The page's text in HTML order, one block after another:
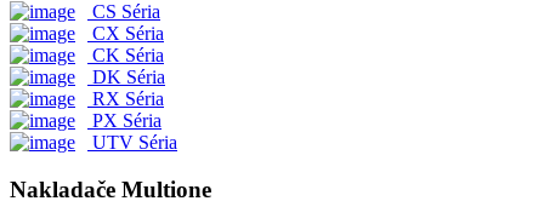
CS Séria
CX Séria
CK Séria
DK Séria
RX Séria
PX Séria
UTV Séria
Nakladače Multione